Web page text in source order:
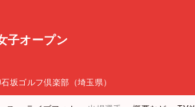
子オープン
石坂ゴルフ倶楽部（埼玉県）